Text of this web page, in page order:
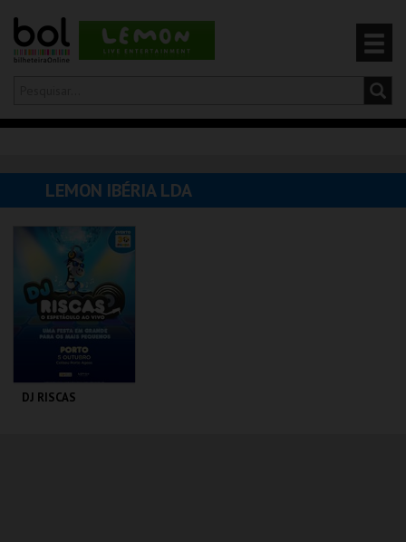
Olá,iniciar sessão
CARRINHO
EVENTOS
CARTÕES
PRODUTOS
LEMON IBÉRIA LDA
DJ RISCAS